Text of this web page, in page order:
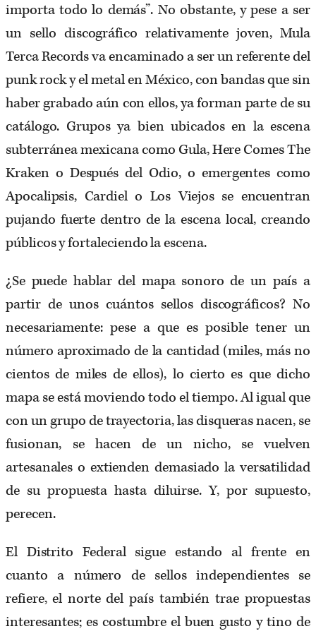
importa todo lo demás”. No obstante, y pese a ser
un sello discográfico relativamente joven, Mula
Terca Records va encaminado a ser un referente del
punk rock y el metal en México, con bandas que sin
haber grabado aún con ellos, ya forman parte de su
catálogo. Grupos ya bien ubicados en la escena
subterránea mexicana como Gula, Here Comes The
Kraken o Después del Odio, o emergentes como
Apocalipsis, Cardiel o Los Viejos se encuentran
pujando fuerte dentro de la escena local, creando
públicos y fortaleciendo la escena.
¿Se puede hablar del mapa sonoro de un país a
partir de unos cuántos sellos discográficos? No
necesariamente: pese a que es posible tener un
número aproximado de la cantidad (miles, más no
cientos de miles de ellos), lo cierto es que dicho
mapa se está moviendo todo el tiempo. Al igual que
con un grupo de trayectoria, las disqueras nacen, se
fusionan, se hacen de un nicho, se vuelven
artesanales o extienden demasiado la versatilidad
de su propuesta hasta diluirse. Y, por supuesto,
perecen.
El Distrito Federal sigue estando al frente en
cuanto a número de sellos independientes se
refiere, el norte del país también trae propuestas
interesantes; es costumbre el buen gusto y tino de